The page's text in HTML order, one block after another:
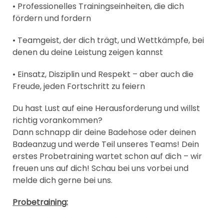
• Professionelles Trainingseinheiten, die dich
fördern und fordern
• Teamgeist, der dich trägt, und Wettkämpfe, bei
denen du deine Leistung zeigen kannst
• Einsatz, Disziplin und Respekt – aber auch die
Freude, jeden Fortschritt zu feiern
Du hast Lust auf eine Herausforderung und willst
richtig vorankommen?
Dann schnapp dir deine Badehose oder deinen
Badeanzug und werde Teil unseres Teams! Dein
erstes Probetraining wartet schon auf dich – wir
freuen uns auf dich! Schau bei uns vorbei und
melde dich gerne bei uns.
Probetraining: